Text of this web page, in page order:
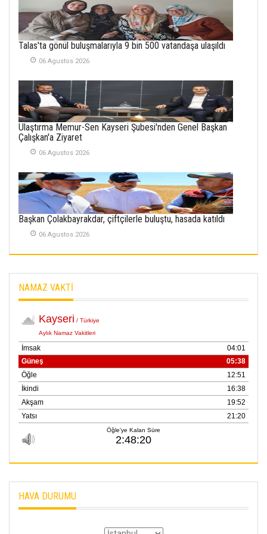
21 Haziran 2026
SEMRA ŞAHİN
KENDİNE UYANMAK
Merve Şimşek
İlgi Alanlarımız ve Biz
02 Ekim 2025
Rizespor’la Nihayet 3
puana Ulaştı
01 Mayis 2026
Talas'ta gönül buluşmalarıyla 9 bin 500 vatandaşa ulaşıldı
06 Agustos 2026
Ulaştırma Memur-Sen Kayseri Şubesi'nden Genel Başkan
Çalışkan'a Ziyaret
06 Agustos 2026
Başkan Çolakbayrakdar, çiftçilerle buluştu, hasada katıldı
06 Agustos 2026
NAMAZ VAKTİ
HAVA DURUMU